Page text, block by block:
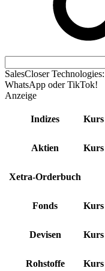
SalesCloser
WhatsApp oder TikTok!
Anzeige
Indizes Kurs
Aktien Kurs
Xetra-Orderbuch
Fonds Kurs
Devisen Kurs
Rohstoffe Kurs